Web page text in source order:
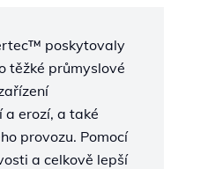
poskytovaly
těžké průmyslové
a erozí, a také
provozu. Pomocí
a celkově lepší